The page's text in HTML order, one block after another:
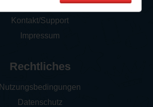
Newsletter abonnieren
Kontakt/Support
Impressum
Rechtliches
Nutzungsbedingungen
Datenschutz